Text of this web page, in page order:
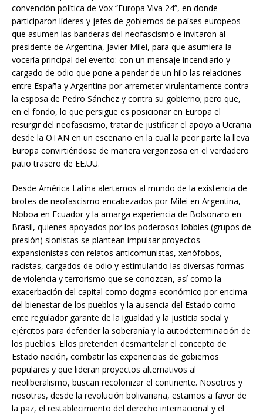
convención política de Vox “Europa Viva 24”, en donde
participaron líderes y jefes de gobiernos de países europeos
que asumen las banderas del neofascismo e invitaron al
presidente de Argentina, Javier Milei, para que asumiera la
vocería principal del evento: con un mensaje incendiario y
cargado de odio que pone a pender de un hilo las relaciones
entre España y Argentina por arremeter virulentamente contra
la esposa de Pedro Sánchez y contra su gobierno; pero que,
en el fondo, lo que persigue es posicionar en Europa el
resurgir del neofascismo, tratar de justificar el apoyo a Ucrania
desde la OTAN en un escenario en la cual la peor parte la lleva
Europa convirtiéndose de manera vergonzosa en el verdadero
patio trasero de EE.UU.
Desde América Latina alertamos al mundo de la existencia de
brotes de neofascismo encabezados por Milei en Argentina,
Noboa en Ecuador y la amarga experiencia de Bolsonaro en
Brasil, quienes apoyados por los poderosos lobbies (grupos de
presión) sionistas se plantean impulsar proyectos
expansionistas con relatos anticomunistas, xenófobos,
racistas, cargados de odio y estimulando las diversas formas
de violencia y terrorismo que se conozcan, así como la
exacerbación del capital como dogma económico por encima
del bienestar de los pueblos y la ausencia del Estado como
ente regulador garante de la igualdad y la justicia social y
ejércitos para defender la soberanía y la autodeterminación de
los pueblos. Ellos pretenden desmantelar el concepto de
Estado nación, combatir las experiencias de gobiernos
populares y que lideran proyectos alternativos al
neoliberalismo, buscan recolonizar el continente. Nosotros y
nosotras, desde la revolución bolivariana, estamos a favor de
la paz, el restablecimiento del derecho internacional y el